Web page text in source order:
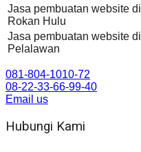
Jasa pembuatan website di
Rokan Hulu
Jasa pembuatan website di
Pelalawan
081-804-1010-72
08-22-33-66-99-40
Email us
Hubungi Kami